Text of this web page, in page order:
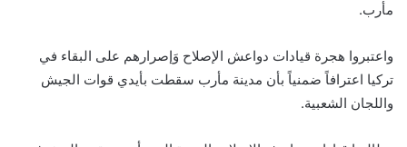
مأرب.
واعتبروا هجرة قيادات دواعش الإصلاح وَإصرارهم على البقاء في
تركيا اعترافاً ضمنياً بأن مدينة مأرب سقطت بأيدي قوات الجيش
واللجان الشعبية.